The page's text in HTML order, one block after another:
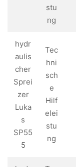
stu
ng
hydr
aulis
cher
Sprei
zer
Luka
s
SP55
5
Tec
hni
sch
e
Hilf
elei
stu
ng